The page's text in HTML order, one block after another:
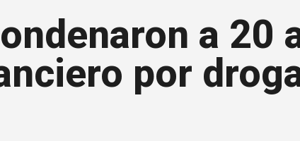
a 20
por